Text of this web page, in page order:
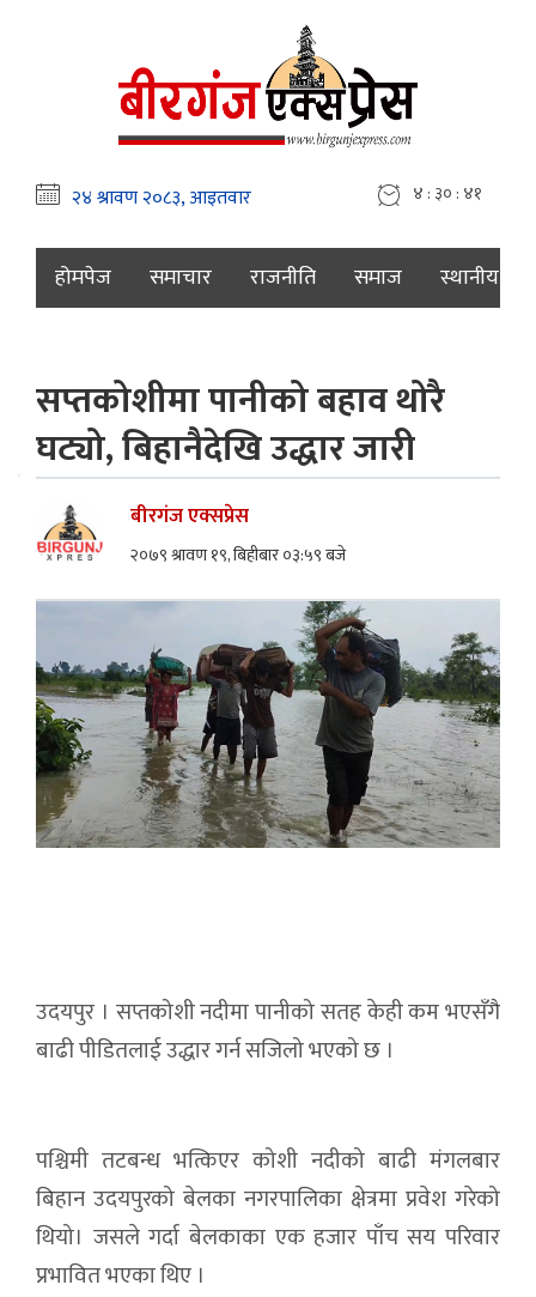
४ : ३० : ४२
होमपेज समाचार राजनीति समाज स्थानीय
सप्तकोशीमा पानीको बहाव थोरै
घट्यो, बिहानैदेखि उद्धार जारी
बीरगंज एक्सप्रेस
२०७९ श्रावण १९, बिहीबार ०३:५९ बजे
उदयपुर । सप्तकोशी नदीमा पानीको सतह केही कम भएसँगै
बाढी पीडितलाई उद्धार गर्न सजिलो भएको छ ।
पश्चिमी तटबन्ध भत्किएर कोशी नदीको बाढी मंगलबार
बिहान उदयपुरको बेलका नगरपालिका क्षेत्रमा प्रवेश गरेको
थियो। जसले गर्दा बेलकाका एक हजार पाँच सय परिवार
प्रभावित भएका थिए ।